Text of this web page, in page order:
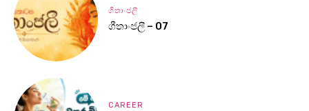
ගීතාංජලී
ගීතාංජලී – 07
CAREER